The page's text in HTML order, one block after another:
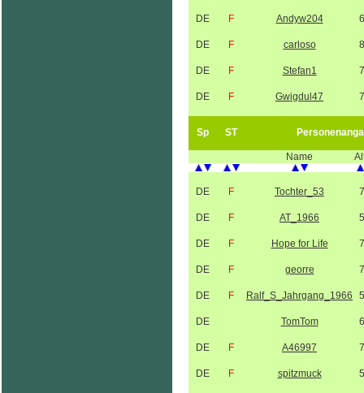
DE F Andyw204
DE F carloso
DE F Stefan1
DE F Gwigdul47
Sp ST
Name
DE F Tochter_53
DE F AT_1966
DE F Hope for Life
DE F georre
DE F Ralf_S_Jahrgang_1966
DE TomTom
DE F A46997
DE F spitzmuck